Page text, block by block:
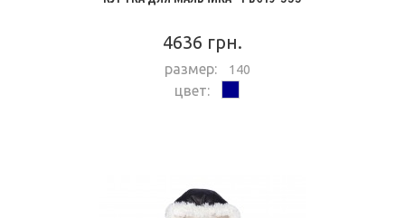
4636 грн.
размер: 140
цвет: